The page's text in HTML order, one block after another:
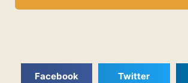
Facebook Twitter